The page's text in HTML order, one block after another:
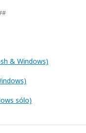
& Windows)
sólo)